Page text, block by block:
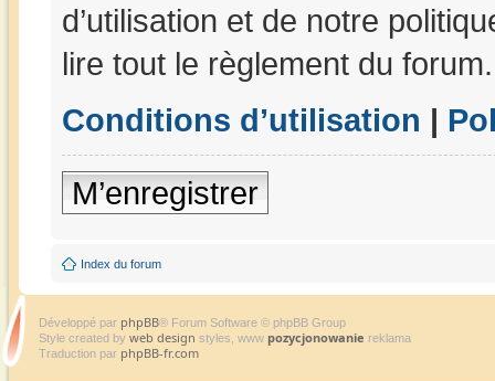
d’utilisation et de notre
lire tout le règlement du forum.
Conditions d’utilisation |
M’enregistrer
Index du forum
Développé par phpBB® Forum Software © phpBB Group
Style created by web design styles, www pozycjonowanie reklama
Traduction par phpBB-fr.com